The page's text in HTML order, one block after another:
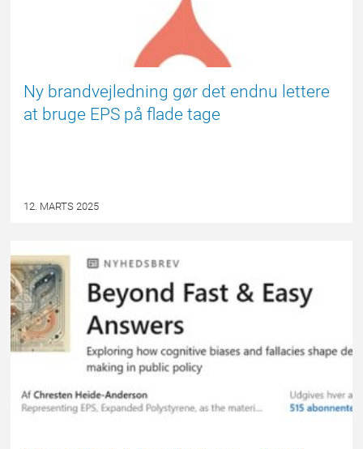
Ny brandvejledning gør det endnu lettere
at bruge EPS på flade tage
12. MARTS 2025